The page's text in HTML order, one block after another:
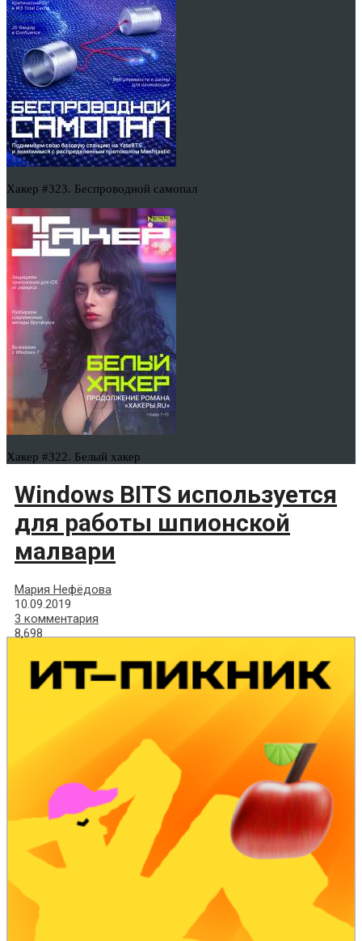
Хакер #323. Беспроводной самопал
Хакер #322. Белый хакер
Windows BITS используется
для работы шпионской
малвари
Мария Нефёдова
10.09.2019
3 комментария
8,698